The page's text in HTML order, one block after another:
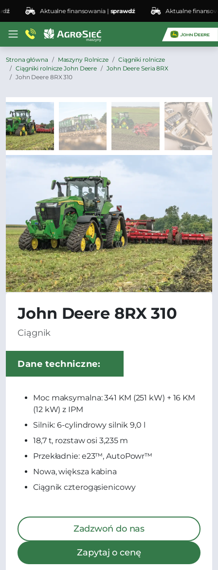
Aktualne finansowania |sprawdź Aktualne
Strona główna Maszyny Rolnicze
Ciągniki rolnicze
Ciągniki rolnicze John Deere
John Deere Seria 8RX
John Deere 8RX 310
John Deere 8RX 310
Ciągnik
Dane techniczne:
Moc maksymalna: 341 KM (251 kW) + 16 KM
(12 kW) z IPM
Silnik: 6-cylindrowy silnik 9,0 l
18,7 t, rozstaw osi 3,235 m
Przekładnie: e23™, AutoPowr™
Nowa, większa kabina
Ciągnik czterogąsienicowy
Zadzwoń do nas
Zapytaj o cenę